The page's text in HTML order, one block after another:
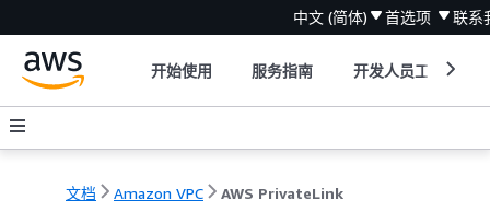
中文 (简体) 首选项 联系
开始使用 服务指南 开发人员工具
文档 Amazon VPC AWS PrivateLink